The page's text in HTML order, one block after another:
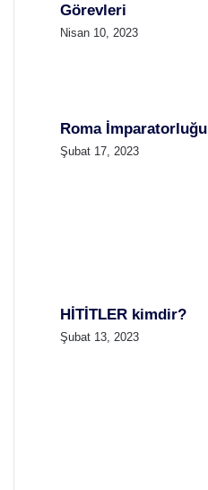
Görevleri
Nisan 10, 2023
Roma İmparatorluğu
Şubat 17, 2023
HİTİTLER kimdir?
Şubat 13, 2023